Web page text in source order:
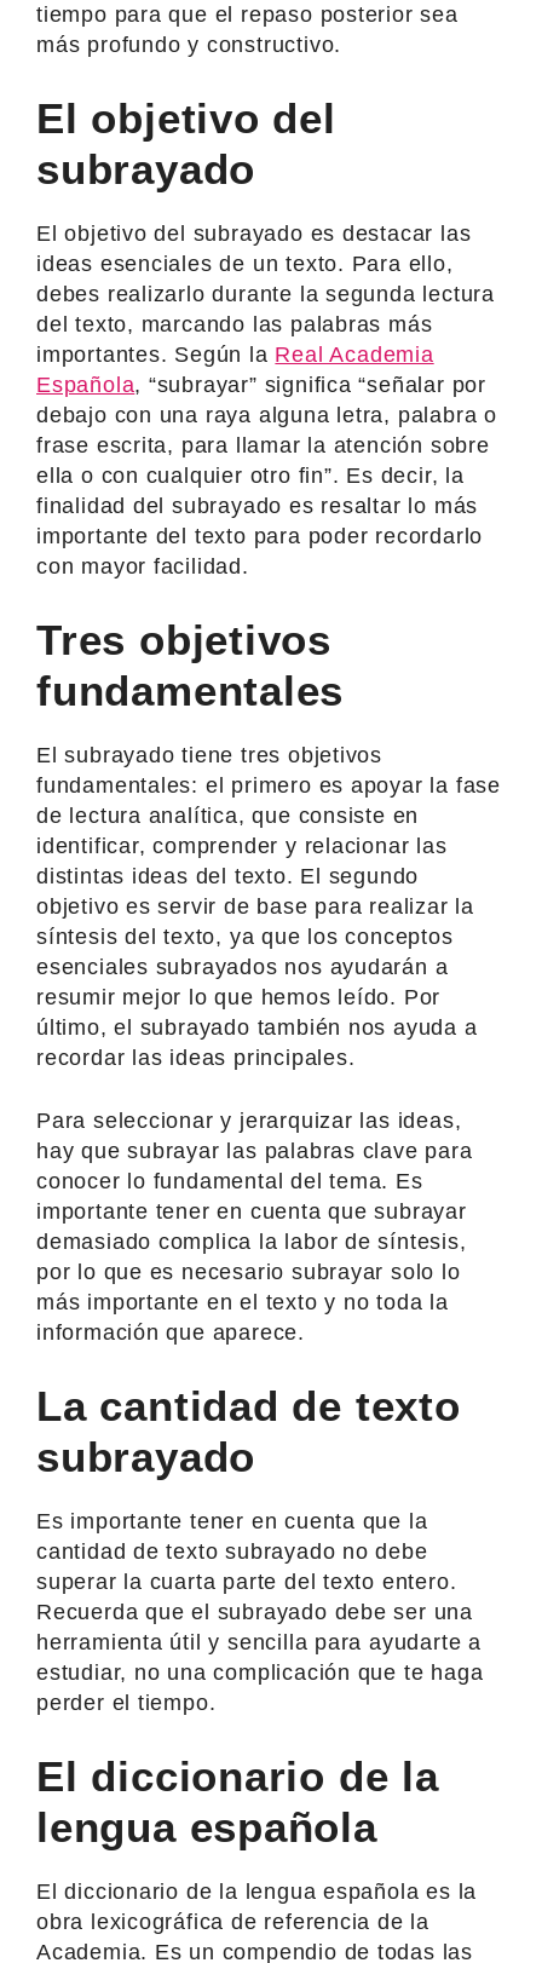
tiempo para que el repaso posterior sea
más profundo y constructivo.
El objetivo del
subrayado
El objetivo del subrayado es destacar las
ideas esenciales de un texto. Para ello,
debes realizarlo durante la segunda lectura
del texto, marcando las palabras más
importantes. Según la Real Academia
Española, “subrayar” significa “señalar por
debajo con una raya alguna letra, palabra o
frase escrita, para llamar la atención sobre
ella o con cualquier otro fin”. Es decir, la
finalidad del subrayado es resaltar lo más
importante del texto para poder recordarlo
con mayor facilidad.
Tres objetivos
fundamentales
El subrayado tiene tres objetivos
fundamentales: el primero es apoyar la fase
de lectura analítica, que consiste en
identificar, comprender y relacionar las
distintas ideas del texto. El segundo
objetivo es servir de base para realizar la
síntesis del texto, ya que los conceptos
esenciales subrayados nos ayudarán a
resumir mejor lo que hemos leído. Por
último, el subrayado también nos ayuda a
recordar las ideas principales.
Para seleccionar y jerarquizar las ideas,
hay que subrayar las palabras clave para
conocer lo fundamental del tema. Es
importante tener en cuenta que subrayar
demasiado complica la labor de síntesis,
por lo que es necesario subrayar solo lo
más importante en el texto y no toda la
información que aparece.
La cantidad de texto
subrayado
Es importante tener en cuenta que la
cantidad de texto subrayado no debe
superar la cuarta parte del texto entero.
Recuerda que el subrayado debe ser una
herramienta útil y sencilla para ayudarte a
estudiar, no una complicación que te haga
perder el tiempo.
El diccionario de la
lengua española
El diccionario de la lengua española es la
obra lexicográfica de referencia de la
Academia. Es un compendio de todas las